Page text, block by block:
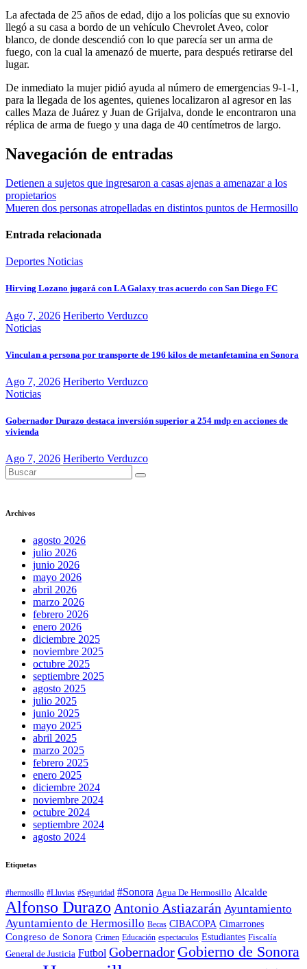
La afectada de 25 años de edad, dijo a los policías que su exnovio
llegó a su casa a bordo de un vehículo Chevrolet Aveo, color
blanco, de donde descendió con lo que parecía ser un arma de
fuego, con la cual la amenazó de muerte, para después retirarse del
lugar.
De inmediato la mujer pidió ayuda al número de emergencias 9-1-1,
para la llegada de los agentes, quienes localizaron al agresor en las
calles Maza de Juárez y Juan de Grijalva, donde le encontraron una
réplica de arma de fuego y una daga de 40 centímetros de largo.
Navegación de entradas
Detienen a sujetos que ingresaron a casas ajenas a amenazar a los
propietarios
Mueren dos personas atropelladas en distintos puntos de Hermosillo
Entrada relacionada
Deportes Noticias
Hirving Lozano jugará con LA Galaxy tras acuerdo con San Diego FC
Ago 7, 2026 Heriberto Verduzco
Noticias
Vinculan a persona por transporte de 196 kilos de metanfetamina en Sonora
Ago 7, 2026 Heriberto Verduzco
Noticias
Gobernador Durazo destaca inversión superior a 254 mdp en acciones de
vivienda
Ago 7, 2026 Heriberto Verduzco
Archivos
agosto 2026
julio 2026
junio 2026
mayo 2026
abril 2026
marzo 2026
febrero 2026
enero 2026
diciembre 2025
noviembre 2025
octubre 2025
septiembre 2025
agosto 2025
julio 2025
junio 2025
mayo 2025
abril 2025
marzo 2025
febrero 2025
enero 2025
diciembre 2024
noviembre 2024
octubre 2024
septiembre 2024
agosto 2024
Etiquetas
#hermosillo #Lluvias #Seguridad #Sonora Agua De Hermosillo Alcalde
Alfonso Durazo Antonio Astiazarán Ayuntamiento
Ayuntamiento de Hermosillo Becas CIBACOPA Cimarrones
Congreso de Sonora Crimen Educación espectaculos Estudiantes Fiscalía
General de Justicia Futbol Gobernador Gobierno de Sonora